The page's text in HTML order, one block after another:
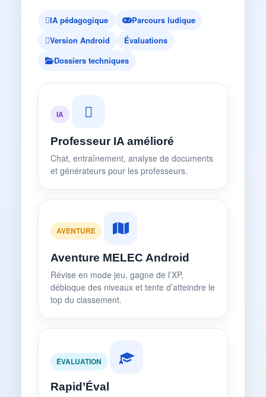
IA pédagogique
Parcours ludique
Version Android
Évaluations
Dossiers techniques
IA
Professeur IA amélioré
Chat, entraînement, analyse de documents
et générateurs pour les professeurs.
AVENTURE
Aventure MELEC Android
Révise en mode jeu, gagne de l’XP,
débloque des niveaux et tente d’atteindre le
top du classement.
ÉVALUATION
Rapid’Éval